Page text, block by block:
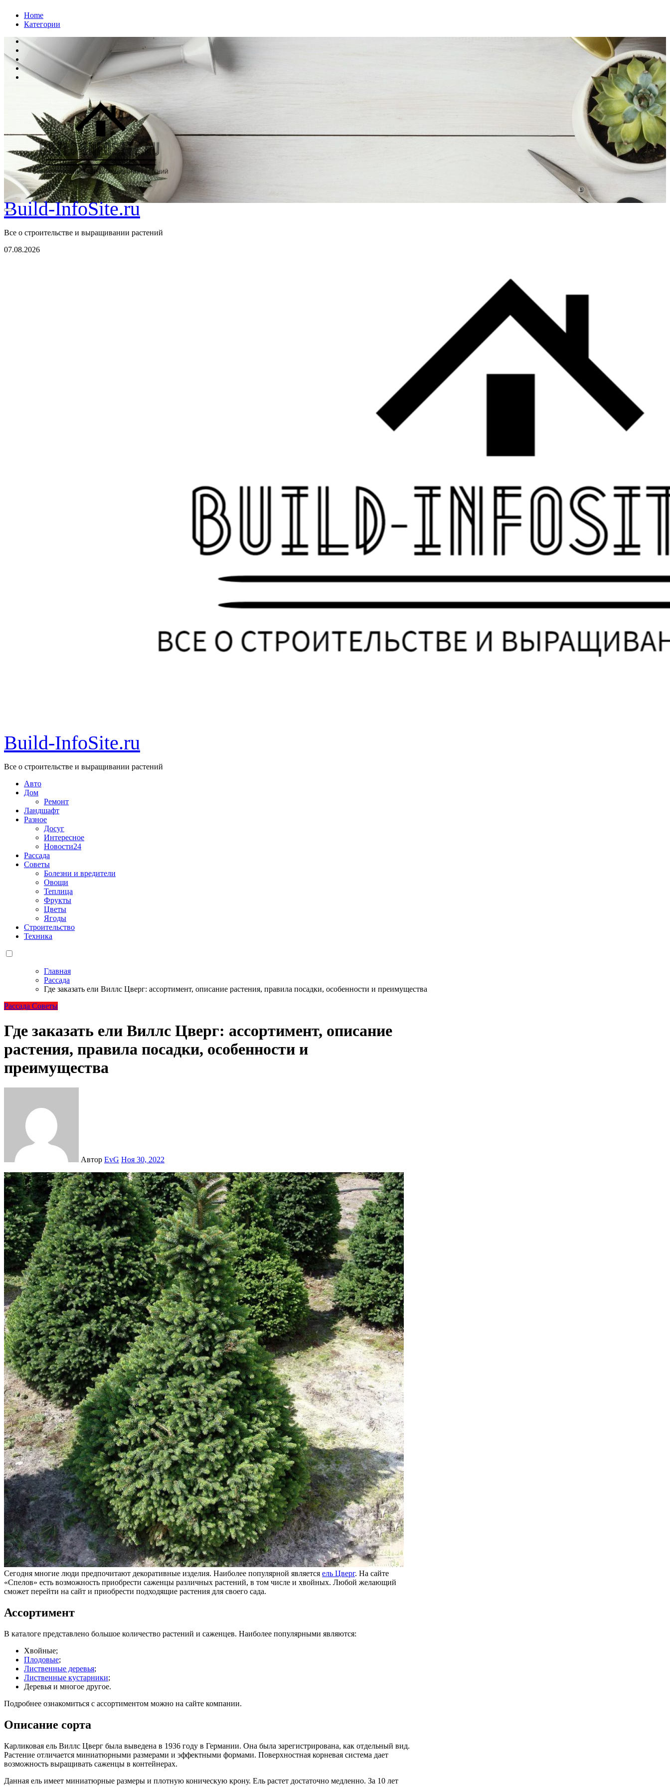
ПерейтиHome
Категории
Build-InfoSite.ru
Все о строительстве и выращивании растений
07.08.2026
Build-InfoSite.ru
Все о строительстве и выращивании растений
Авто
Дом
Ремонт
Ландшафт
Разное
Досуг
Интересное
Новости24
Рассада
Советы
Болезни и вредители
Овощи
Теплица
Фрукты
Цветы
Ягоды
Строительство
Техника
Главная
Рассада
Где заказать ели Виллс Цверг: ассортимент, описание растения, правила посадки, особенности и преимущества
Рассада Советы
Где заказать ели Виллс Цверг: ассортимент, описание
растения, правила посадки, особенности и
преимущества
Автор EvG Ноя 30, 2022
Сегодня многие люди предпочитают декоративные изделия. Наиболее популярной является ель Цверг. На сайте
«Спелов» есть возможность приобрести саженцы различных растений, в том числе и хвойных. Любой желающий
сможет перейти на сайт и приобрести подходящие растения для своего сада.
Ассортимент
В каталоге представлено большое количество растений и саженцев. Наиболее популярными являются:
Хвойные;
Плодовые;
Лиственные деревья;
Лиственные кустарники;
Деревья и многое другое.
Подробнее ознакомиться с ассортиментом можно на сайте компании.
Описание сорта
Карликовая ель Виллс Цверг была выведена в 1936 году в Германии. Она была зарегистрирована, как отдельный вид.
Растение отличается миниатюрными размерами и эффектными формами. Поверхностная корневая система дает
возможность выращивать саженцы в контейнерах.
Данная ель имеет миниатюрные размеры и плотную коническую крону. Ель растет достаточно медленно. За 10 лет